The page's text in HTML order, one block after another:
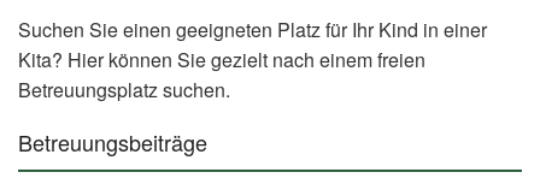
Suchen Sie einen geeigneten Platz für Ihr Kind in einer
Kita? Hier können Sie gezielt nach einem freien
Betreuungsplatz suchen.
Betreuungsbeiträge